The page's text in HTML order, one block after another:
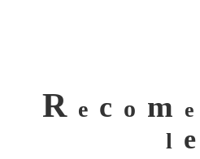
R e c o m e
l e